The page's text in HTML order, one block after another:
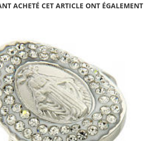
ACHETÉ CET ARTICLE ONT ÉGALEMENT